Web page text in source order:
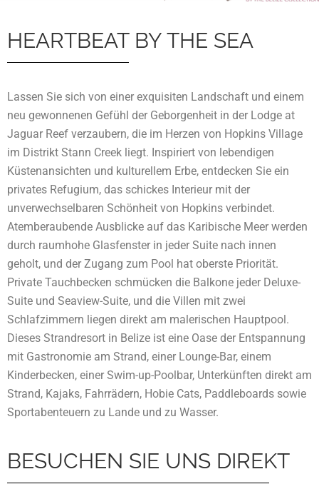
HEARTBEAT BY THE SEA
Lassen Sie sich von einer exquisiten Landschaft und einem
neu gewonnenen Gefühl der Geborgenheit in der Lodge at
Jaguar Reef verzaubern, die im Herzen von Hopkins Village
im Distrikt Stann Creek liegt. Inspiriert von lebendigen
Küstenansichten und kulturellem Erbe, entdecken Sie ein
privates Refugium, das schickes Interieur mit der
unverwechselbaren Schönheit von Hopkins verbindet.
Atemberaubende Ausblicke auf das Karibische Meer werden
durch raumhohe Glasfenster in jeder Suite nach innen
geholt, und der Zugang zum Pool hat oberste Priorität.
Private Tauchbecken schmücken die Balkone jeder Deluxe-
Suite und Seaview-Suite, und die Villen mit zwei
Schlafzimmern liegen direkt am malerischen Hauptpool.
Dieses Strandresort in Belize ist eine Oase der Entspannung
mit Gastronomie am Strand, einer Lounge-Bar, einem
Kinderbecken, einer Swim-up-Poolbar, Unterkünften direkt am
Strand, Kajaks, Fahrrädern, Hobie Cats, Paddleboards sowie
Sportabenteuern zu Lande und zu Wasser.
BESUCHEN SIE UNS DIREKT